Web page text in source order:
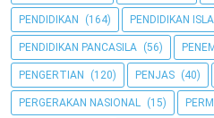
PENDIDIKAN (164) PENDIDIKAN
PENDIDIKAN PANCASILA (56)
PENGERTIAN (120) PENJAS (40)
PERGERAKAN NASIONAL (15)